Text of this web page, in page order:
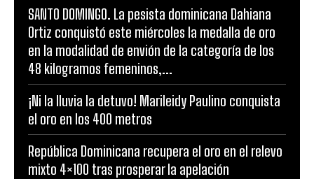
SANTO DOMINGO. La pesista dominicana Dahiana
Ortiz conquistó este miércoles la medalla de oro
en la modalidad de envión de la categoría de los
48 kilogramos femeninos,...
¡Ni la lluvia la detuvo! Marileidy Paulino conquista
el oro en los 400 metros
República Dominicana recupera el oro en el relevo
mixto 4×100 tras prosperar la apelación